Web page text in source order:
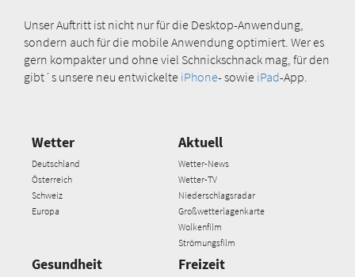
Unser Auftritt ist nicht nur für die Desktop-Anwendung,
sondern auch für die mobile Anwendung optimiert. Wer es
gern kompakter und ohne viel Schnickschnack mag, für den
gibt´s unsere neu entwickelte iPhone- sowie iPad-App.
Wetter
Deutschland
Österreich
Schweiz
Europa
Aktuell
Wetter-News
Wetter-TV
Niederschlagsradar
Großwetterlagenkarte
Wolkenfilm
Strömungsfilm
Gesundheit Freizeit